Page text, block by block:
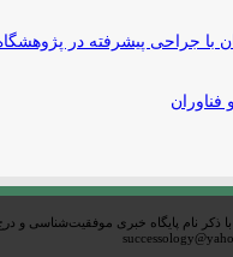
با جراحی پیشرفته در
فناوران